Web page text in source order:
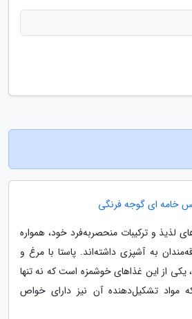
خامه ای گوجه فرنگی
لذیذ و ترکیبات منحصربه‌فرد خود، همواره
به آشپزی داشته‌اند. پاستا با مرغ و
از این غذاهای خوشمزه است که نه تنها
مواد تشکیل‌دهنده آن نیز دارای خواص